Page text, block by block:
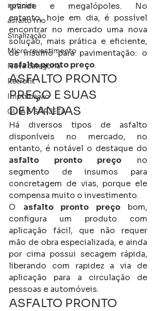
noticias
asfalto frio
Sinalização
Micro revestimento
Nova categoria
Retrofit
Imprimação
GUIA E SARJETA
grande e megalópoles. No
entanto, hoje em dia, é possível
encontrar no mercado uma nova
solução, mais prática e eficiente,
asfalto pronto preço.
ASFALTO PRONTO
PREÇO E SUAS
DEMANDAS
Há diversos tipos de asfalto
disponíveis no mercado, no
asfalto pronto preço no
segmento de insumos para
concretagem de vias, porque ele
compensa muito o investimento.
O asfalto pronto preço bom,
configura um produto com
aplicação fácil, que não requer
mão de obra especializada, e ainda
por cima possui secagem rápida,
liberando com rapidez a via de
aplicação para a circulação de
pessoas e automóveis.
ASFALTO PRONTO